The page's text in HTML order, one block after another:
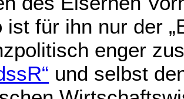
ist für ihn nur der
enger
und selbst